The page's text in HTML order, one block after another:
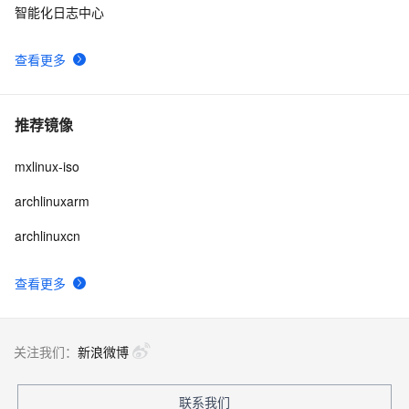
查看更多
智能化日志中心
推荐镜像
查看更多
mxlinux-iso
archlinuxarm
archlinuxcn
关注我们： 新浪微博
联系我们